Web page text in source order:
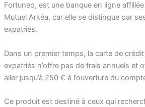
Fortuneo, est une banque en ligne
Mutuel Arkéa, car elle se distingue par
expatriés.
Dans un premier temps, la carte de
expatriés n’offre pas de frais annuels et
aller jusqu’à 250 € à l’ouverture du
Ce produit est destiné à ceux qui